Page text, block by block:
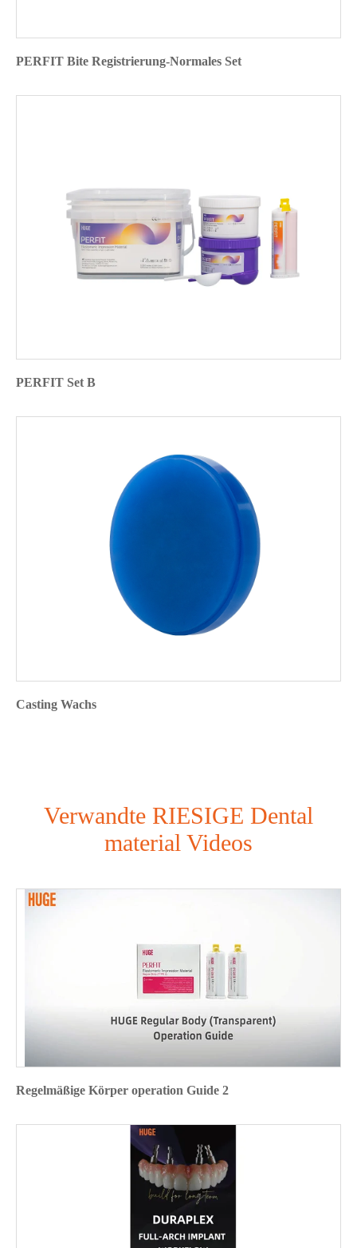
PERFIT Bite Registrierung-Normales Set
PERFIT Set B
Casting Wachs
Verwandte RIESIGE Dental
material Videos
Regelmäßige Körper operation Guide 2